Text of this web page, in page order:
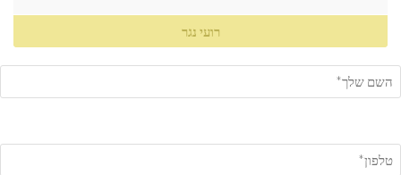
רועי נגר